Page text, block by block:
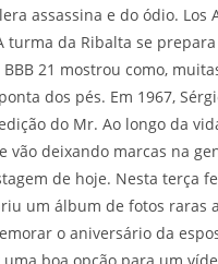
assassina e do ódio. Los
turma da Ribalta se
21 mostrou como,
dos pés. Em 1967,
do Mr. Ao longo da
vão deixando marcas na
de hoje. Nesta terça
um álbum de fotos raras
o aniversário da